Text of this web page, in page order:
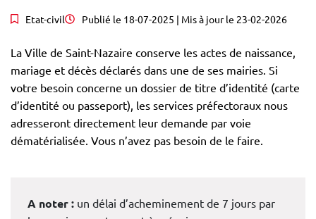
Etat-civil Publié le 18-07-2025 | Mis à jour le 23-02-2026
La Ville de Saint-Nazaire conserve les actes de naissance,
mariage et décès déclarés dans une de ses mairies. Si
votre besoin concerne un dossier de titre d’identité (carte
d’identité ou passeport), les services préfectoraux nous
adresseront directement leur demande par voie
dématérialisée. Vous n’avez pas besoin de le faire.
A noter : un délai d’acheminement de 7 jours par